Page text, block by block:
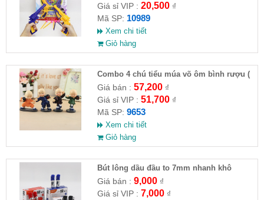
Giá sỉ VIP : 20,500₫
Mã SP: 10989
Xem chi tiết
Giỏ hàng
Combo 4 chú tiểu múa võ ôm bình rượu (
HĐ )
Giá bán : 57,200₫
Giá sỉ VIP : 51,700₫
Mã SP: 9653
Xem chi tiết
Giỏ hàng
Bút lông dầu đầu to 7mm nhanh khô
Giá bán : 9,000₫
Giá sỉ VIP : 7,000₫